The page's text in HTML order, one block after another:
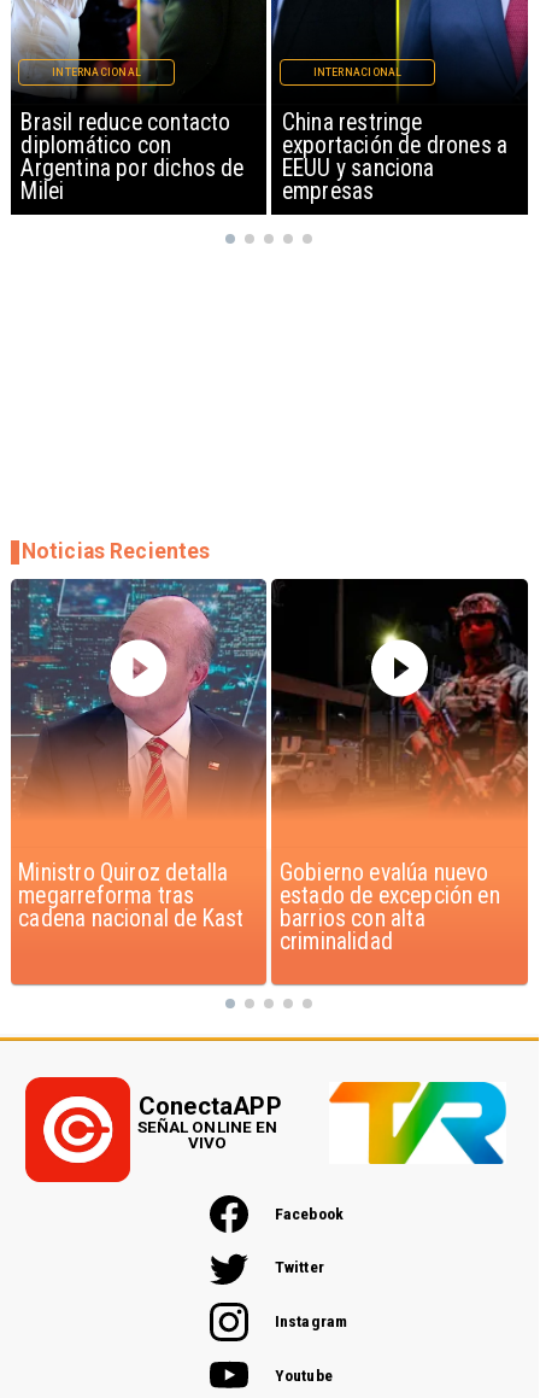
China restringe
exportación de drones a
EEUU y sanciona
empresas
INTERNACIONAL
Papa León XIV anuncia
gira por Sudamérica
INTERNACIONAL
Gobierno evalúa nuevo
estado de excepción en
barrios con alta
Chile pionero en
Latinoamérica en
fortificar leche y harina
con Vitamina D
Noticias Recientes
Facebook
Twitter
Instagram
Youtube
ConectaAPP
SEÑAL ONLINE EN
VIVO